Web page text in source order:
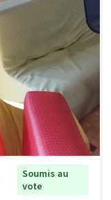
Soumis au
vote